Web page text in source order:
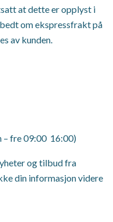
at dette er opplyst i
om ekspressfrakt på
av kunden.
– fre 09:00 16:00)
og tilbud fra
din informasjon videre